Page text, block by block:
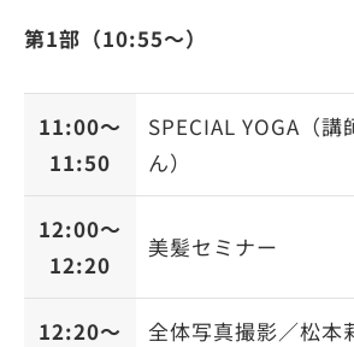
第1部（10:55〜）
11:00〜
11:50
SPECIAL YOGA（講
ん）
12:00〜
12:20
美髪セミナー
12:20〜
全体写真撮影／松本